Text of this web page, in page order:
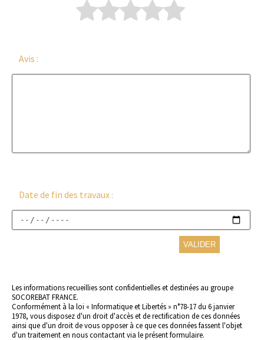
Avis :
Date de fin des travaux :
Les informations recueillies sont confidentielles et destinées au groupe
SOCOREBAT FRANCE.
Conformément à la loi « Informatique et Libertés » n°78-17 du 6 janvier
1978, vous disposez d'un droit d'accès et de rectification de ces données
ainsi que d'un droit de vous opposer à ce que ces données fassent l'objet
d'un traitement en nous contactant via le présent formulaire.